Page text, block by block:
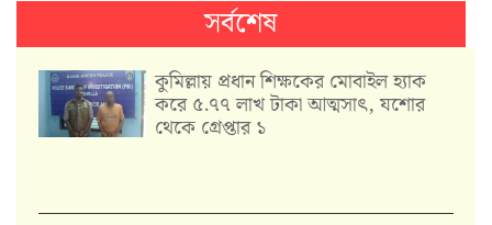
সর্বশেষ
কুমিল্লায় প্রধান শিক্ষকের মোবাইল হ্যাক
করে ৫.৭৭ লাখ টাকা আত্মসাৎ, যশোর
থেকে গ্রেপ্তার ১